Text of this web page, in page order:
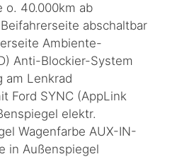
o. 40.000km ab
abschaltbar
Ambiente-
Anti-Blockier-System
am Lenkrad
Ford SYNC (AppLink
elektr.
Wagenfarbe AUX-IN-
in Außenspiegel